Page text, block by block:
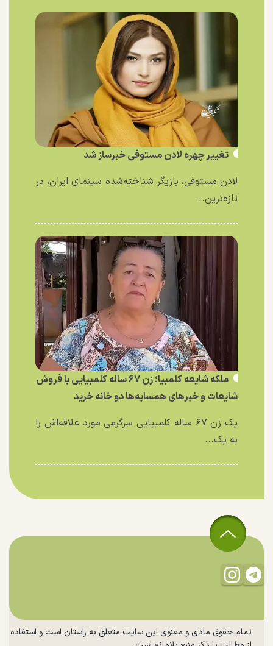
تغییر چهره لادن مستوفی خبرساز شد
لادن مستوفی، بازیگر شناخته‌شده سینمای ایران، در
تازه‌ترین...
ملکه شایعه کلمبیا؛ زن ۶۷ ساله کلمبیایی با فروش
شایعات و خبر‌های همسایه‌ها دو خانه خرید
یک زن ۶۷ ساله کلمبیایی سرگرمی مورد علاقه‌اش را
به یک...
تمام حقوق مادی و معنوی این سایت متعلق به راستان است و استفاده